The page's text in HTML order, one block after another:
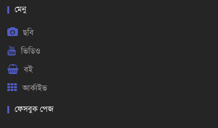
মেনু
ছবি
ভিডিও
বই
আর্কাইভ
ফেসবুক পেজ